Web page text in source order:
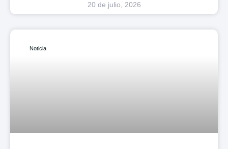
20 de julio, 2026
Noticia